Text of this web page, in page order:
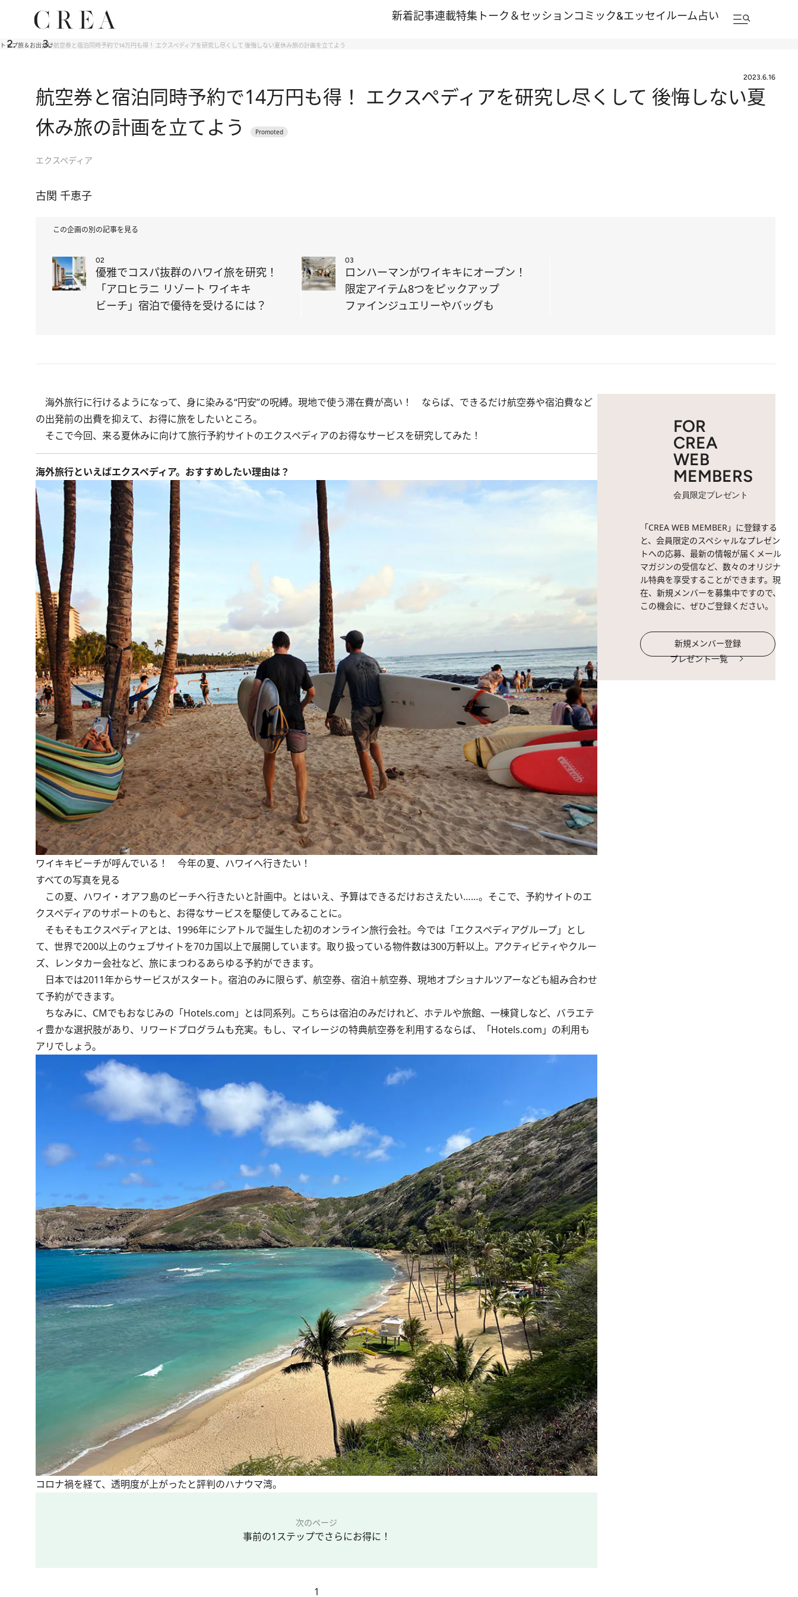
新着記事連載特集 トーク＆セッションコミック&エッセイルーム占い
トップ旅＆お出かけ航空券と宿泊同時予約で14万円も得！ エクスペディアを研究し尽くして 後悔しない夏休み旅の計画を立てよう
2023.6.16
航空券と宿泊同時予約で14万円も得！ エクスペディアを研究し尽くして 後悔しない夏
休み旅の計画を立てよう
エクスペディア
古関 千恵子
この企画の別の記事を見る
02
優雅でコスパ抜群のハワイ旅を研究！
「アロヒラニ リゾート ワイキキ
ビーチ」宿泊で優待を受けるには？
03
ロンハーマンがワイキキにオープン！
限定アイテム8つをピックアップ
ファインジュエリーやバッグも
海外旅行に行けるようになって、身に染みる“円安”の呪縛。現地で使う滞在費が高い！ ならば、できるだけ航空券や宿泊費など
の出発前の出費を抑えて、お得に旅をしたいところ。
そこで今回、来る夏休みに向けて旅行予約サイトのエクスペディアのお得なサービスを研究してみた！
海外旅行といえばエクスペディア。おすすめしたい理由は？
ワイキキビーチが呼んでいる！ 今年の夏、ハワイへ行きたい！
すべての写真を見る
この夏、ハワイ・オアフ島のビーチへ行きたいと計画中。とはいえ、予算はできるだけおさえたい……。そこで、予約サイトのエ
クスペディアのサポートのもと、お得なサービスを駆使してみることに。
そもそもエクスペディアとは、1996年にシアトルで誕生した初のオンライン旅行会社。今では「エクスペディアグループ」とし
て、世界で200以上のウェブサイトを70カ国以上で展開しています。取り扱っている物件数は300万軒以上。アクティビティやクルー
ズ、レンタカー会社など、旅にまつわるあらゆる予約ができます。
日本では2011年からサービスがスタート。宿泊のみに限らず、航空券、宿泊＋航空券、現地オプショナルツアーなども組み合わせ
て予約ができます。
ちなみに、CMでもおなじみの「Hotels.com」とは同系列。こちらは宿泊のみだけれど、ホテルや旅館、一棟貸しなど、バラエテ
ィ豊かな選択肢があり、リワードプログラムも充実。もし、マイレージの特典航空券を利用するならば、「Hotels.com」の利用も
アリでしょう。
コロナ禍を経て、透明度が上がったと評判のハナウマ湾。
次のページ
事前の1ステップでさらにお得に！
1
FOR
CREA
WEB
MEMBERS
会員限定プレゼント
「CREA WEB MEMBER」に登録する
と、会員限定のスペシャルなプレゼン
トへの応募、最新の情報が届くメール
マガジンの受信など、数々のオリジナ
ル特典を享受することができます。現
在、新規メンバーを募集中ですので、
この機会に、ぜひご登録ください。
新規メンバー登録
プレゼント一覧